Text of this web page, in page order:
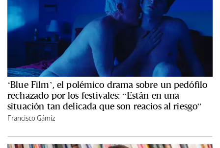
‘Blue Film’, el polémico drama sobre un pedófilo
rechazado por los festivales: “Están en una
situación tan delicada que son reacios al riesgo”
Francisco Gámiz